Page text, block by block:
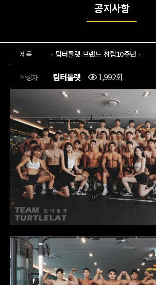
공지사항
제목 - 팀터틀랫 브랜드 창립10주년 -
작성자 팀터틀랫 1,992회